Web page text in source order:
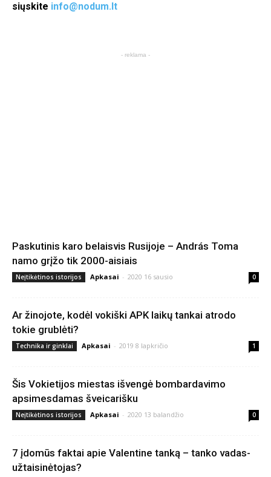
siųskite info@nodum.lt
- reklama -
Paskutinis karo belaisvis Rusijoje – András Toma
namo grįžo tik 2000-aisiais
Neįtikėtinos istorijos Apkasai - 2020 16 sausio 0
Ar žinojote, kodėl vokiški APK laikų tankai atrodo
tokie grublėti?
Technika ir ginklai Apkasai - 2019 8 lapkričio 1
Šis Vokietijos miestas išvengė bombardavimo
apsimesdamas šveicarišku
Neįtikėtinos istorijos Apkasai - 2020 13 balandžio 0
7 įdomūs faktai apie Valentine tanką – tanko vadas-
užtaisinėtojas?